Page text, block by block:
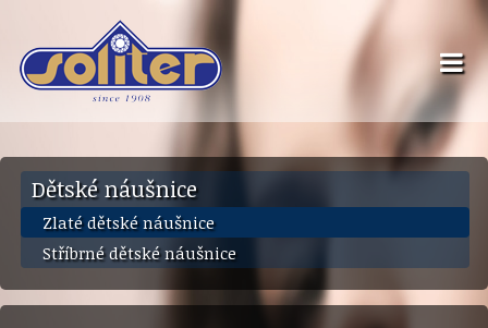
Dětské náušnice
Zlaté dětské náušnice
Stříbrné dětské náušnice